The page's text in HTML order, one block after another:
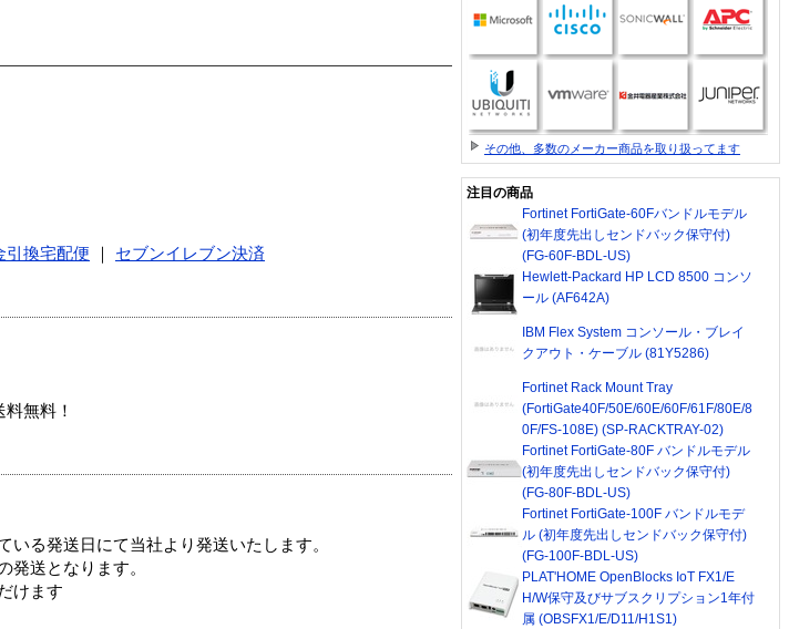
引換宅配便
セブンイレブン決済
無料！
る発送日にて当社より発送いたします。
発送となります。
けます
その他、多数のメーカー商品を取り扱ってます
注目の商品
Fortinet FortiGate-60Fバンドルモデル
(初年度先出しセンドバック保守付)
(FG-60F-BDL-US)
Hewlett-Packard HP LCD 8500 コンソ
ール (AF642A)
IBM Flex System コンソール・ブレイ
クアウト・ケーブル (81Y5286)
Fortinet Rack Mount Tray
(FortiGate40F/50E/60E/60F/61F/80E/8
0F/FS-108E) (SP-RACKTRAY-02)
Fortinet FortiGate-80F バンドルモデル
(初年度先出しセンドバック保守付)
(FG-80F-BDL-US)
Fortinet FortiGate-100F バンドルモデ
ル (初年度先出しセンドバック保守付)
(FG-100F-BDL-US)
PLAT'HOME OpenBlocks IoT FX1/E
H/W保守及びサブスクリプション1年付
属 (OBSFX1/E/D11/H1S1)